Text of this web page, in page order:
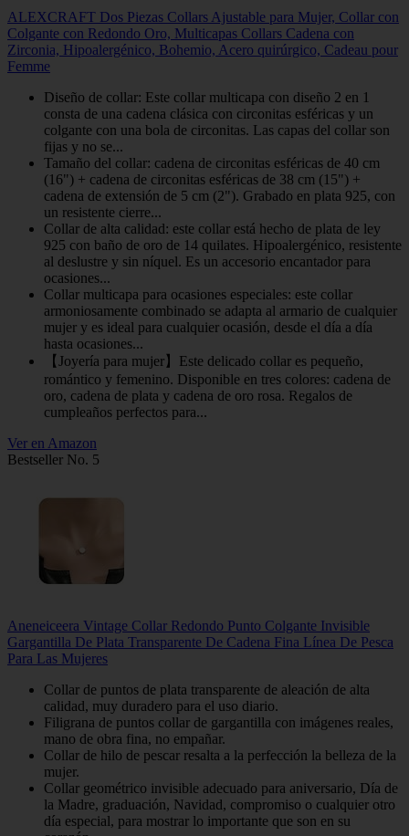
ALEXCRAFT Dos Piezas Collars Ajustable para Mujer, Collar con
Colgante con Redondo Oro, Multicapas Collars Cadena con
Zirconia, Hipoalergénico, Bohemio, Acero quirúrgico, Cadeau pour
Femme
Diseño de collar: Este collar multicapa con diseño 2 en 1
consta de una cadena clásica con circonitas esféricas y un
colgante con una bola de circonitas. Las capas del collar son
fijas y no se...
Tamaño del collar: cadena de circonitas esféricas de 40 cm
(16") + cadena de circonitas esféricas de 38 cm (15") +
cadena de extensión de 5 cm (2"). Grabado en plata 925, con
un resistente cierre...
Collar de alta calidad: este collar está hecho de plata de ley
925 con baño de oro de 14 quilates. Hipoalergénico, resistente
al deslustre y sin níquel. Es un accesorio encantador para
ocasiones...
Collar multicapa para ocasiones especiales: este collar
armoniosamente combinado se adapta al armario de cualquier
mujer y es ideal para cualquier ocasión, desde el día a día
hasta ocasiones...
【Joyería para mujer】Este delicado collar es pequeño,
romántico y femenino. Disponible en tres colores: cadena de
oro, cadena de plata y cadena de oro rosa. Regalos de
cumpleaños perfectos para...
Ver en Amazon
Bestseller No. 5
Aneneiceera Vintage Collar Redondo Punto Colgante Invisible
Gargantilla De Plata Transparente De Cadena Fina Línea De Pesca
Para Las Mujeres
Collar de puntos de plata transparente de aleación de alta
calidad, muy duradero para el uso diario.
Filigrana de puntos collar de gargantilla con imágenes reales,
mano de obra fina, no empañar.
Collar de hilo de pescar resalta a la perfección la belleza de la
mujer.
Collar geométrico invisible adecuado para aniversario, Día de
la Madre, graduación, Navidad, compromiso o cualquier otro
día especial, para mostrar lo importante que son en su